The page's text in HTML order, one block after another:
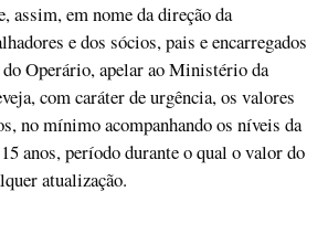
assim, em nome da direção da
e dos sócios, pais e encarregados
do Operário, apelar ao Ministério da
com caráter de urgência, os valores
no mínimo acompanhando os níveis da
anos, período durante o qual o valor do
atualização.